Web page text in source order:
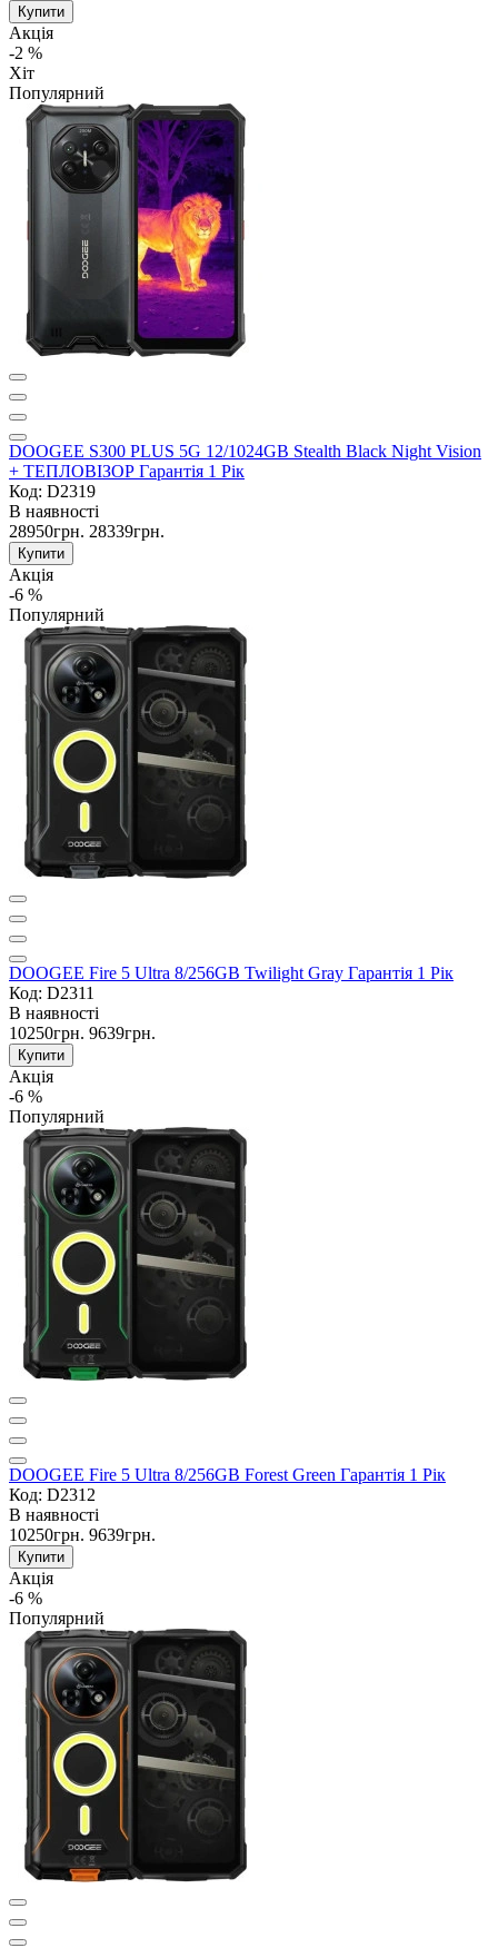
Купити
Акція
-2 %
Хіт
Популярний
DOOGEE S300 PLUS 5G 12/1024GB Stealth Black Night Vision
+ ТЕПЛОВІЗОР Гарантія 1 Рік
Код: D2319
В наявності
28950грн. 28339грн.
Купити
Акція
-6 %
Популярний
DOOGEE Fire 5 Ultra 8/256GB Twilight Gray Гарантія 1 Рік
Код: D2311
В наявності
10250грн. 9639грн.
Купити
Акція
-6 %
Популярний
DOOGEE Fire 5 Ultra 8/256GB Forest Green Гарантія 1 Рік
Код: D2312
В наявності
10250грн. 9639грн.
Купити
Акція
-6 %
Популярний